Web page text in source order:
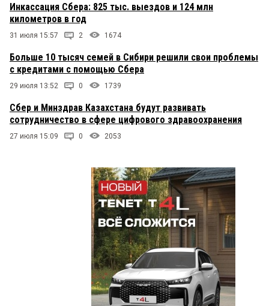
Инкассация Сбера: 825 тыс. выездов и 124 млн
километров в год
31 июля 15:57 2 1674
Больше 10 тысяч семей в Сибири решили свои проблемы
с кредитами с помощью Сбера
29 июля 13:52 0 1739
Сбер и Минздрав Казахстана будут развивать
сотрудничество в сфере цифрового здравоохранения
27 июля 15:09 0 2053